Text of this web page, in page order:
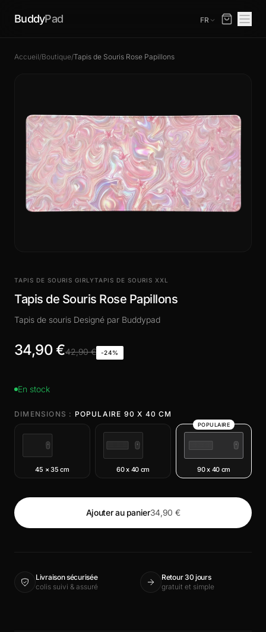
BuddyPad FR
Accueil/Boutique/Tapis de Souris Rose Papillons
TAPIS DE SOURIS GIRLYTAPIS DE SOURIS XXL
Tapis de Souris Rose Papillons
Tapis de souris Designé par Buddypad
34,90 €42,90 € -24%
En stock
DIMENSIONS : POPULAIRE 90 X 40 CM
45 × 35 cm 60 x 40 cm
POPULAIRE
90 x 40 cm
Ajouter au panier34,90 €
Livraison sécurisée
colis suivi & assuré
Retour 30 jours
gratuit et simple